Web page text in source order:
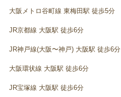
大阪メトロ谷町線 東梅田駅 徒歩5分
JR京都線 大阪駅 徒歩6分
JR神戸線(大阪〜神戸) 大阪駅 徒歩6分
大阪環状線 大阪駅 徒歩6分
JR宝塚線 大阪駅 徒歩6分